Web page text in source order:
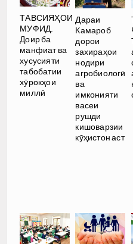
ТАВСИЯҲОИ
МУФИД.
Доир ба
манфиат ва
хусусияти
табобатии
хӯрокҳои
миллӣ
Дараи
Камароб
дорои
захираҳои
нодири
агробиологӣ
ва
имконияти
васеи
рушди
кишоварзии
кӯҳистон аст